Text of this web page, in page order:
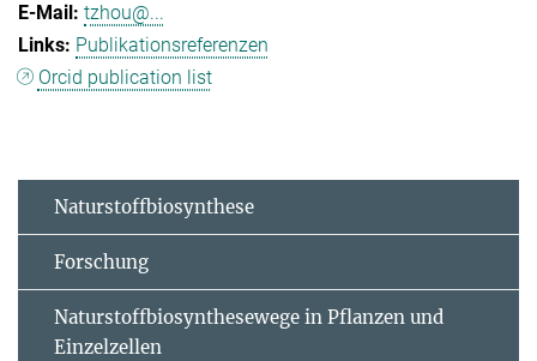
tzhou@...
Publikationsreferenzen
Orcid publication list
Naturstoffbiosynthese
Forschung
Naturstoffbiosynthesewege in Pflanzen und
Einzelzellen